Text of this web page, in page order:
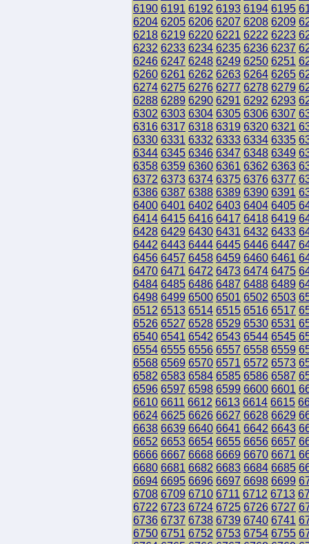
6190 6191 6192 6193 6194 6195
6204 6205 6206 6207 6208 6209
6218 6219 6220 6221 6222 6223
6232 6233 6234 6235 6236 6237
6246 6247 6248 6249 6250 6251
6260 6261 6262 6263 6264 6265
6274 6275 6276 6277 6278 6279
6288 6289 6290 6291 6292 6293
6302 6303 6304 6305 6306 6307
6316 6317 6318 6319 6320 6321
6330 6331 6332 6333 6334 6335
6344 6345 6346 6347 6348 6349
6358 6359 6360 6361 6362 6363
6372 6373 6374 6375 6376 6377
6386 6387 6388 6389 6390 6391
6400 6401 6402 6403 6404 6405
6414 6415 6416 6417 6418 6419
6428 6429 6430 6431 6432 6433
6442 6443 6444 6445 6446 6447
6456 6457 6458 6459 6460 6461
6470 6471 6472 6473 6474 6475
6484 6485 6486 6487 6488 6489
6498 6499 6500 6501 6502 6503
6512 6513 6514 6515 6516 6517
6526 6527 6528 6529 6530 6531
6540 6541 6542 6543 6544 6545
6554 6555 6556 6557 6558 6559
6568 6569 6570 6571 6572 6573
6582 6583 6584 6585 6586 6587
6596 6597 6598 6599 6600 6601
6610 6611 6612 6613 6614 6615
6624 6625 6626 6627 6628 6629
6638 6639 6640 6641 6642 6643
6652 6653 6654 6655 6656 6657
6666 6667 6668 6669 6670 6671
6680 6681 6682 6683 6684 6685
6694 6695 6696 6697 6698 6699
6708 6709 6710 6711 6712 6713
6722 6723 6724 6725 6726 6727
6736 6737 6738 6739 6740 6741
6750 6751 6752 6753 6754 6755